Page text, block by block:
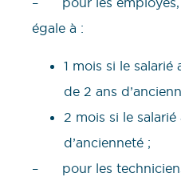
égale à :
1 mois si le salarié
de 2 ans
2 mois si le
d’ancienneté ;
– pour les